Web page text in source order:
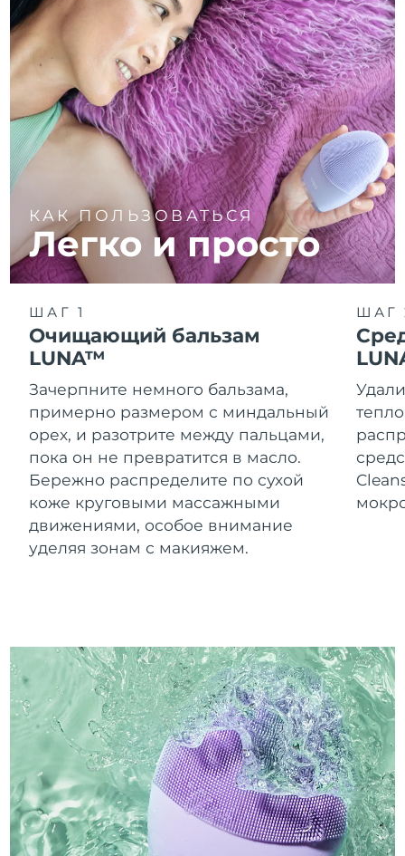
КАК ПОЛЬЗОВАТЬСЯ
Легко и просто
ШАГ 1
Очищающий бальзам
LUNA™
Зачерпните немного бальзама,
примерно размером с миндальный
орех, и разотрите между пальцами,
пока он не превратится в масло.
Бережно распределите по сухой
коже круговыми массажными
движениями, особое внимание
уделяя зонам с макияжем.
ШАГ